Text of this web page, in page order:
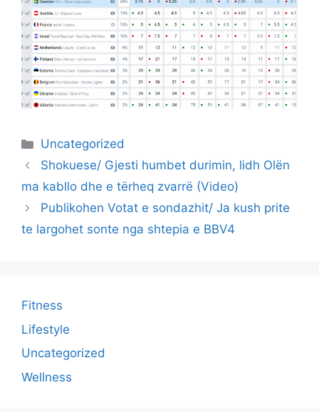
Categories
Uncategorized
Shokuese/ Gjesti humbet durimin, lidh Olën
ma kabllo dhe e tërheq zvarrë (Video)
Publikohen Votat e sondazhit/ Ja kush prite
te largohet sonte nga shtepia e BBV4
Fitness
Lifestyle
Uncategorized
Wellness